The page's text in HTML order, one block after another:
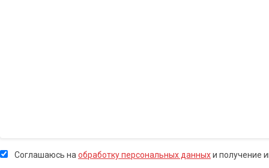
Соглашаюсь наобработку персональных данныхи получение